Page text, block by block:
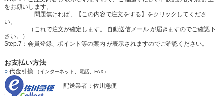
をお願いします。
問題無ければ、【この内容で注文をする】をクリックしてくださ
い。
（これで注文が確定します。 自動送信メール が届きますのでご確認下
さい。）
Step.7：会員登録、ポイント等の案内 が表示されますのでご確認ください。
お支払い方法
○代金引換 （インターネット、電話、FAX）
配送業者：佐川急便